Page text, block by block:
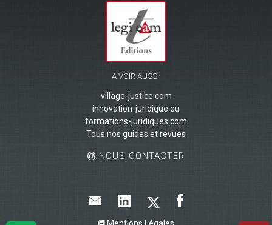
A VOIR AUSSI:
village-justice.com
innovation-juridique.eu
formations-juridiques.com
Tous nos guides et revues
NOUS CONTACTER